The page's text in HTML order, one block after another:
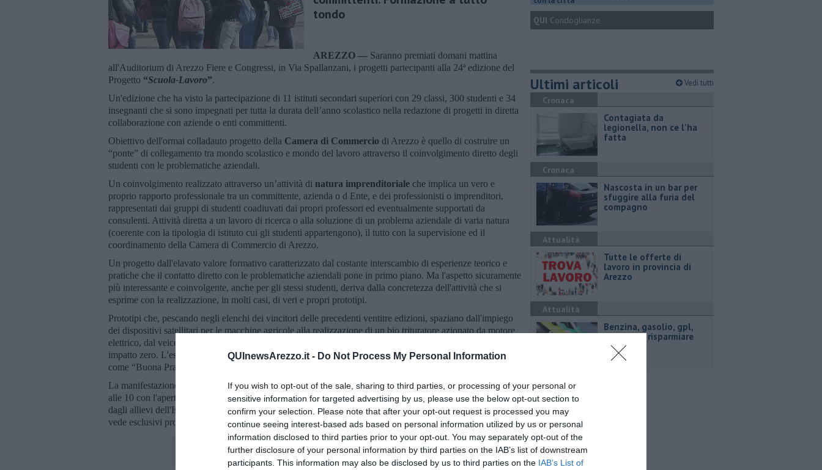
QUInewsArezzo.it - Do Not Process My Personal Information
If you wish to opt-out of the sale, sharing to third parties, or processing of your personal or
sensitive information for targeted advertising by us, please use the below opt-out section to
confirm your selection. Please note that after your opt-out request is processed you may
continue seeing interest-based ads based on personal information utilized by us or personal
information disclosed to third parties prior to your opt-out. You may separately opt-out of the
further disclosure of your personal information by third parties on the IAB’s list of downstream
participants. This information may also be disclosed by us to third parties on the IAB’s List of
tondo
AREZZO — Saranno premiati domani mattina
all'Auditorium di Arezzo Fiere e Congressi, in Via Spallanzani, i progetti partecipanti alla 24ª edizione del
Progetto “Scuola-Lavoro”.
Un'edizione che ha visto la partecipazione di 11 istituti secondari superiori con 29 classi, 300 studenti e 34
insegnanti che si sono impegnati per tutta la durata dell’anno scolastico nella redazione di progetti in diretta
collaborazione con aziende o enti committenti.
Obiettivo dell'ormai colladauto progetto della Camera di Commercio di Arezzo è quello di costruire un
“ponte” di collegamento tra mondo scolastico e mondo del lavoro attraverso il coinvolgimento diretto degli
studenti con le problematiche aziendali.
Un coinvolgimento realizzato attraverso un’attività di natura imprenditoriale che implica un vero e
proprio rapporto professionale tra un committente, azienda o d Ente, e dei professionisti o imprenditori,
rappresentati dai gruppi di studenti coadiuvati dai propri professori ed eventualmente supportati da
consulenti. Attività diretta a un lavoro di ricerca o alla soluzione di un problema aziendale di varia natura
(coerente con la tipologia di istituto cui gli studenti appartengono), il tutto con la supervisione ed il
coordinamento della Camera di Commercio di Arezzo.
Un progetto dall'elavato valore formativo caratterizzato dal costante interscambio di esperienze teorico e
pratiche che il contatto diretto con le problematiche aziendali pone in primo piano. Ma l'aspetto sicuramente
più interessante e coinvolgente, anche per gli stessi studenti, deriva dalla concretezza dell'attività che si
esprime con la realizzazione, in molti casi, di veri e propri prototipi.
Prototipi che, pescando negli elenchi dei vincitori delle precedenti ventitre edizioni, spaziano dall'impiego
dei dispositivi satellitari per le macchine agricole alla realizzazione di un bio trituratore azionato da motore
elettrico, dal veicolo senza pilota auto stabilizzato per esami chimici e biologi in quota alle discoteche ad
impatto zero. L'esperienza aretina, peraltro, é stata riconosciuta, da Unioncamere Nazionale, fin dal 2012
come “Buona Pratica” del sistema camerale.
La manifestazione conclusiva, nel corso della quale saranno consegnate, borse di studio e attestati sia aprirà
alle 10 con l'apertura della mostra dei progetti presentati e si concluderà alle 13 con unbrunch preparato
dagli allievi dell'Istituto Alberghiero Buonarroti di Caprese Michelangelo, a suggello di un progetto che
vede esclusivi protagonisti i giovani studenti degli Istituti Secondari aretini.
QUI Condoglianze
Ultimi articoli Vedi tutti
Cronaca
Contagiata da
legionella, non ce l'ha
fatta
Cronaca
Nascosta in un bar per
sfuggire alla furia del
compagno
Attualità
​Tutte le offerte di
lavoro in provincia di
Arezzo
Attualità
​Benzina, gasolio, gpl,
ecco dove risparmiare